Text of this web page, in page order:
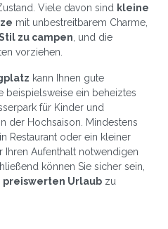
Viele davon sind kleine
mit unbestreitbarem Charme,
zu campen , und die
vorziehen.
kann Ihnen gute
beispielsweise ein beheiztes
für Kinder und
der Hochsaison. Mindestens
Restaurant oder ein kleiner
Ihren Aufenthalt notwendigen
können Sie sicher sein,
preiswerten Urlaub zu